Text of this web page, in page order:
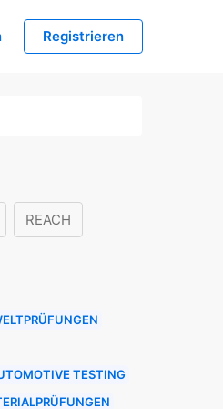
Registrieren
REACH
TESTING